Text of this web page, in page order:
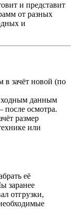
и представит
от разных
и
зачёт новой (по
данным
после осмотра.
размер
или
её
заранее
отгрузки,